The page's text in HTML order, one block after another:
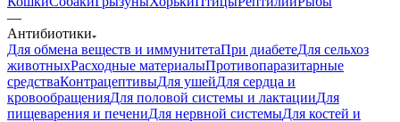
—
Антибиотики
Для обмена веществ и иммунитетаПри диабетеДля сельхоз
животныхРасходные материалыПротивопаразитарные
средстваКонтрацептивыДля ушейДля сердца и
кровообращенияДля половой системы и лактацииДля
пищеварения и печениДля нервной системыДля костей и